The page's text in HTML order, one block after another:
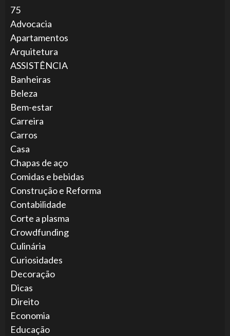
75
Advocacia
Apartamentos
Arquitetura
ASSISTÊNCIA
Banheiras
Beleza
Bem-estar
Carreira
Carros
Casa
Chapas de aço
Comidas e bebidas
Construção e Reforma
Contabilidade
Corte a plasma
Crowdfunding
Culinária
Curiosidades
Decoração
Dicas
Direito
Economia
Educação